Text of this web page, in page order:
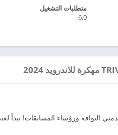
متطلبات التشغيل
6.0